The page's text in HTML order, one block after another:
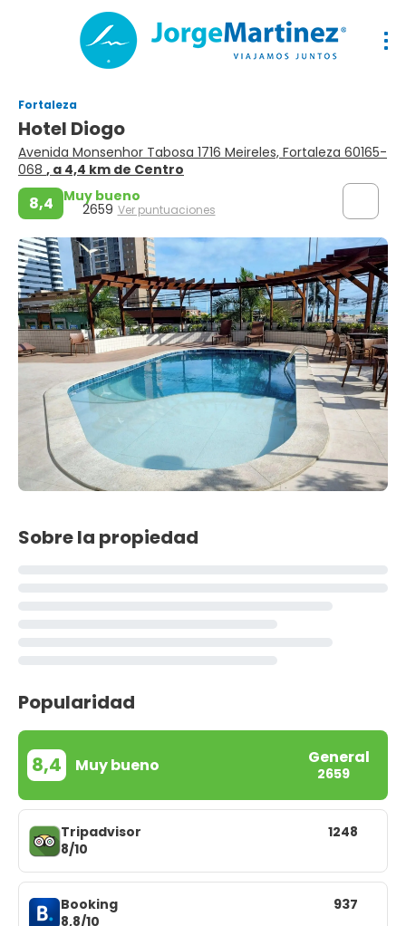
Fortaleza
Hotel Diogo
Avenida Monsenhor Tabosa 1716 Meireles, Fortaleza 60165-
068 , a 4,4 km de Centro
8,4 Muy bueno
2659 Ver puntuaciones
Sobre la propiedad
Popularidad
8,4 Muy bueno General
2659
Tripadvisor
8/10
1248
Booking
8,8/10
937